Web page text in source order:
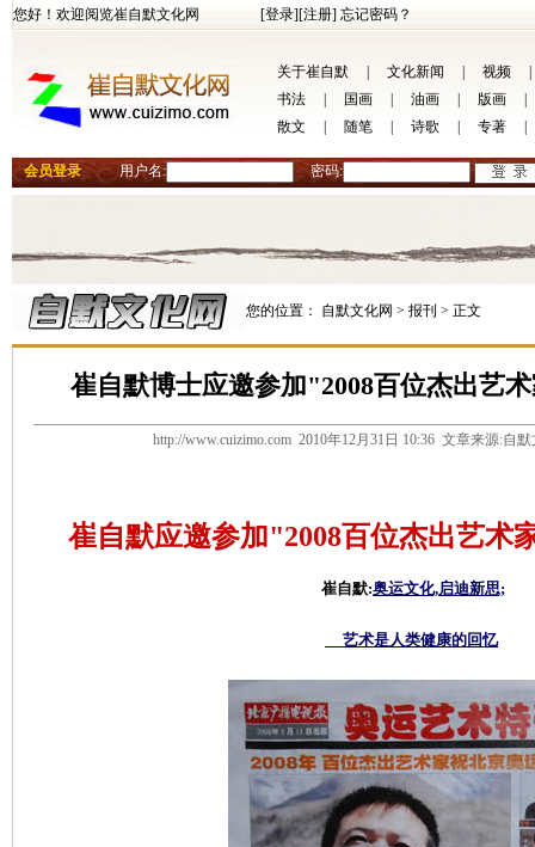
您好！欢迎阅览崔自默文化网 [登录][注册] 忘记密码？
关于崔自默 文化新闻 视频
书法
国画 油画 版画
散文
随笔 诗歌 专著
会员登录 用户名: 密码:
您的位置： 自默文化网 > 报刊 > 正文
崔自默博士应邀参加"2008百位杰出艺
http://www.cuizimo.com 2010年12月31日 10:36 文章来源:自
崔自默应邀参加"2008百位杰出艺术
崔自默:奥运文化,启迪新思;
艺术是人类健康的回忆